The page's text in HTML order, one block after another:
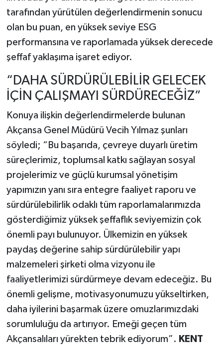
tarafından yürütülen değerlendirmenin sonucu
olan bu puan, en yüksek seviye ESG
performansına ve raporlamada yüksek derecede
şeffaf yaklaşıma işaret ediyor.
“DAHA SÜRDÜRÜLEBİLİR GELECEK
İÇİN ÇALIŞMAYI SÜRDÜRECEĞİZ”
Konuya ilişkin değerlendirmelerde bulunan
Akçansa Genel Müdürü Vecih Yılmaz şunları
söyledi; “Bu başarıda, çevreye duyarlı üretim
süreçlerimiz, toplumsal katkı sağlayan sosyal
projelerimiz ve güçlü kurumsal yönetişim
yapımızın yanı sıra entegre faaliyet raporu ve
sürdürülebilirlik odaklı tüm raporlamalarımızda
gösterdiğimiz yüksek şeffaflık seviyemizin çok
önemli payı bulunuyor. Ülkemizin en yüksek
paydaş değerine sahip sürdürülebilir yapı
malzemeleri şirketi olma vizyonu ile
faaliyetlerimizi sürdürmeye devam edeceğiz. Bu
önemli gelişme, motivasyonumuzu yükseltirken,
daha iyilerini başarmak üzere omuzlarımızdaki
sorumluluğu da artırıyor. Emeği geçen tüm
Akçansalıları yürekten tebrik ediyorum”. KENT